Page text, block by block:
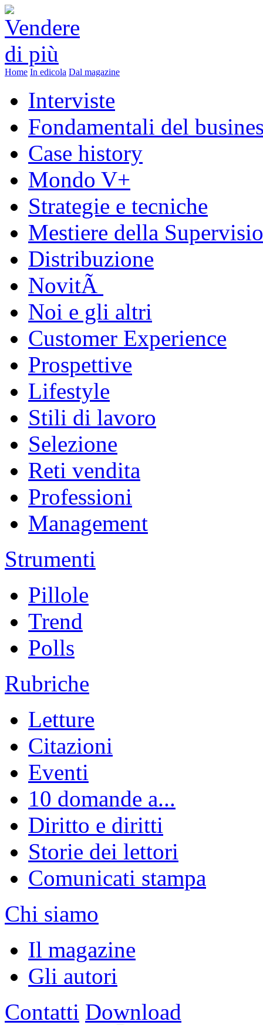
Home In edicola Dal magazine
Interviste
Fondamentali del
Case history
Mondo V+
Strategie e tecniche
Mestiere della
Distribuzione
NovitÃ
Noi e gli altri
Customer Experience
Prospettive
Lifestyle
Stili di lavoro
Selezione
Reti vendita
Professioni
Management
Strumenti
Pillole
Trend
Polls
Rubriche
Letture
Citazioni
Eventi
10 domande a...
Diritto e diritti
Storie dei lettori
Comunicati stampa
Chi siamo
Il magazine
Gli autori
Contatti Download